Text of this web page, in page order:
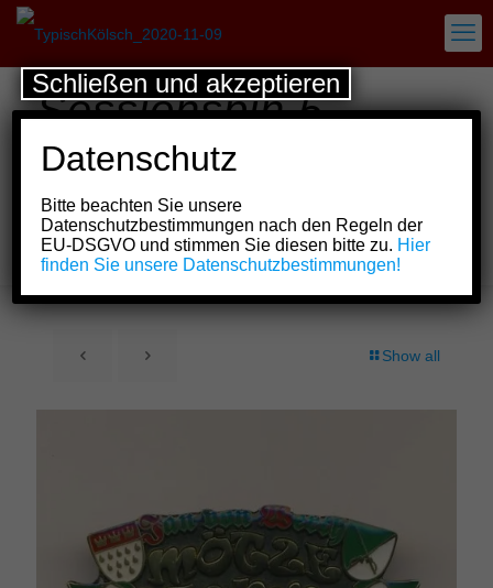
Sessionspin 5.
Mötzestammdesch
der 3. Schwadron
des Reiter-Korps
Jan von Werth
Show all
Datenschutz
Bitte beachten Sie unsere
Datenschutzbestimmungen nach den Regeln der
EU-DSGVO und stimmen Sie diesen bitte zu. Hier
finden Sie unsere Datenschutzbestimmungen!
Schließen und akzeptieren